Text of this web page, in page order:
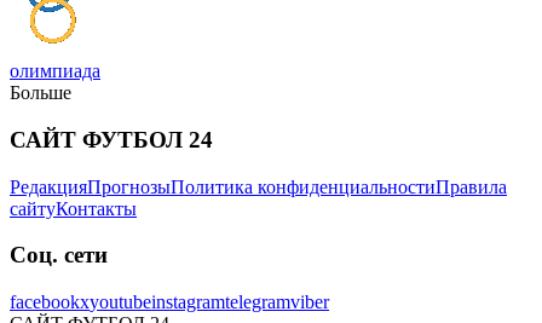
олимпиада
Больше
САЙТ ФУТБОЛ 24
РедакцияПрогнозыПолитика конфиденциальностиПравила
сайтуКонтакты
Соц. сети
facebookxyoutubeinstagramtelegramviber